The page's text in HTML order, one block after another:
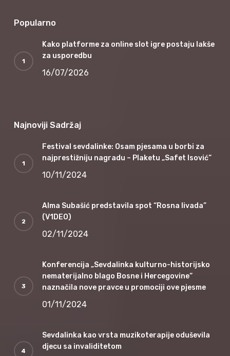
Popularno
Kako platforme za online slot igre postaju lakše
za usporedbu
16/07/2026
Najnoviji Sadržaj
Festival sevdalinke: Osam pjesama u borbi za
najprestižniju nagradu – Plaketu „Safet Isović“
10/11/2024
Alma Subašić predstavila spot “Rosna livada”
(V1DEO)
02/11/2024
Konferencija „Sevdalinka kulturno-historijsko
nematerijalno blago Bosne i Hercegovine“
naznačila nove pravce u promociji ove pjesme
01/11/2024
Sevdalinka kao vrsta muzikoterapije oduševila
djecu sa invaliditetom